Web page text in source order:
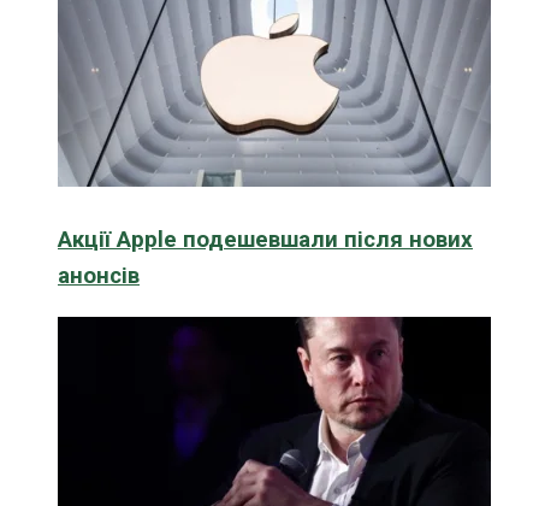
Акції Apple подешевшали після нових
анонсів